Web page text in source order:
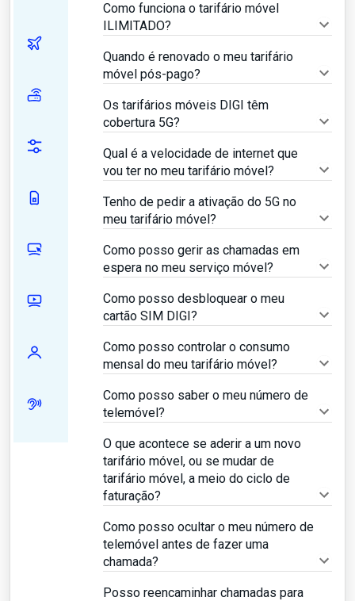
Como funciona o tarifário móvel
ILIMITADO?
Quando é renovado o meu tarifário
móvel pós-pago?
Os tarifários móveis DIGI têm
cobertura 5G?
Qual é a velocidade de internet que
vou ter no meu tarifário móvel?
Tenho de pedir a ativação do 5G no
meu tarifário móvel?
Como posso gerir as chamadas em
espera no meu serviço móvel?
Como posso desbloquear o meu
cartão SIM DIGI?
Como posso controlar o consumo
mensal do meu tarifário móvel?
Como posso saber o meu número de
telemóvel?
O que acontece se aderir a um novo
tarifário móvel, ou se mudar de
tarifário móvel, a meio do ciclo de
faturação?
Como posso ocultar o meu número de
telemóvel antes de fazer uma
chamada?
Posso reencaminhar chamadas para